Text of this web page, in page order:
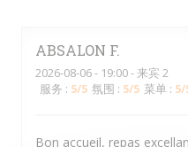
ABSALON F
2026-08-06- 19:00 - 来宾 2
服务 : 5/5 氛围 : 5/5 菜单 : 5/
Bon accueil, repas